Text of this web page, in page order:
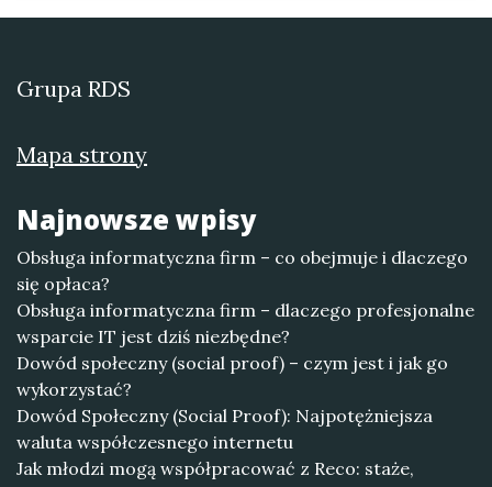
Grupa RDS
Mapa strony
Najnowsze wpisy
Obsługa informatyczna firm – co obejmuje i dlaczego
się opłaca?
Obsługa informatyczna firm – dlaczego profesjonalne
wsparcie IT jest dziś niezbędne?
Dowód społeczny (social proof) – czym jest i jak go
wykorzystać?
Dowód Społeczny (Social Proof): Najpotężniejsza
waluta współczesnego internetu
Jak młodzi mogą współpracować z Reco: staże,